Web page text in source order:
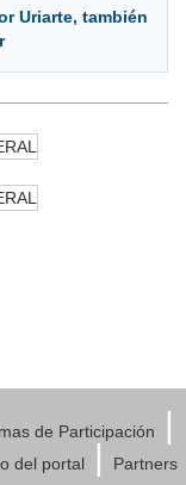
Uriarte, también
de Participación |
del portal | Partners